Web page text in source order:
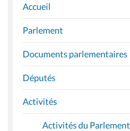
N
A
V
I
G
A
T
I
O
Accueil
Parlement
Documents parlementaires
Députés
Activités
Activités du Parlement